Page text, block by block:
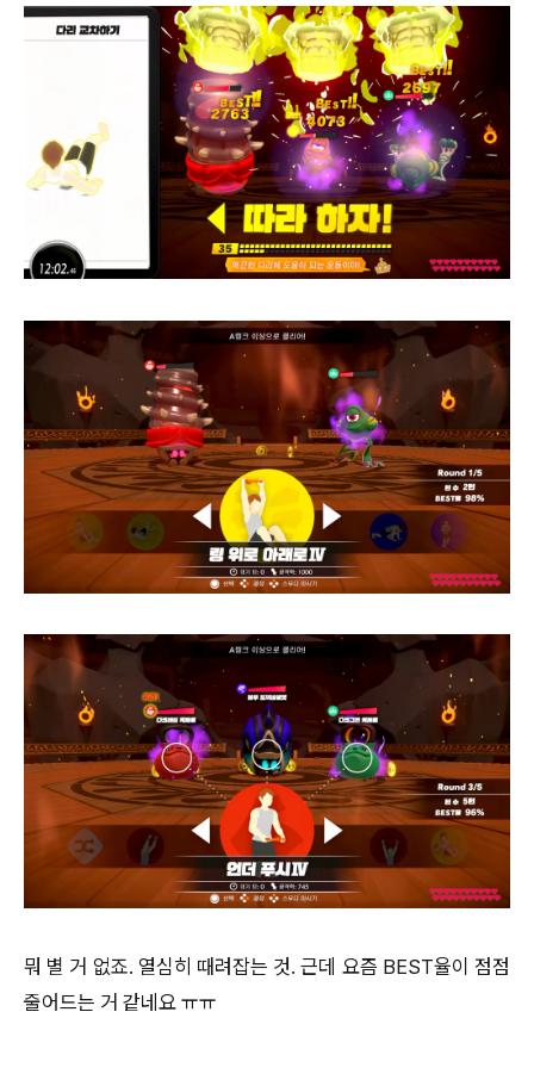
뭐 별 거 없죠. 열심히 때려잡는 것. 근데 요즘 BEST율이 점점
줄어드는 거 같네요 ㅠㅠ